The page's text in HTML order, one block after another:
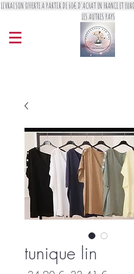
LIVRAISON OFFERTE A PARTIR DE 60€ D'ACHAT EN FRANCE ET
LES AUTRES PAYS
tunique lin